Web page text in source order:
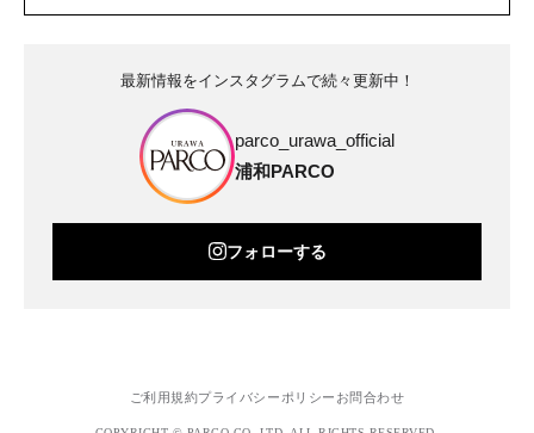
最新情報をインスタグラムで続々更新中！
parco_urawa_official
浦和PARCO
フォローする
ご利用規約プライバシーポリシー お問合わせ